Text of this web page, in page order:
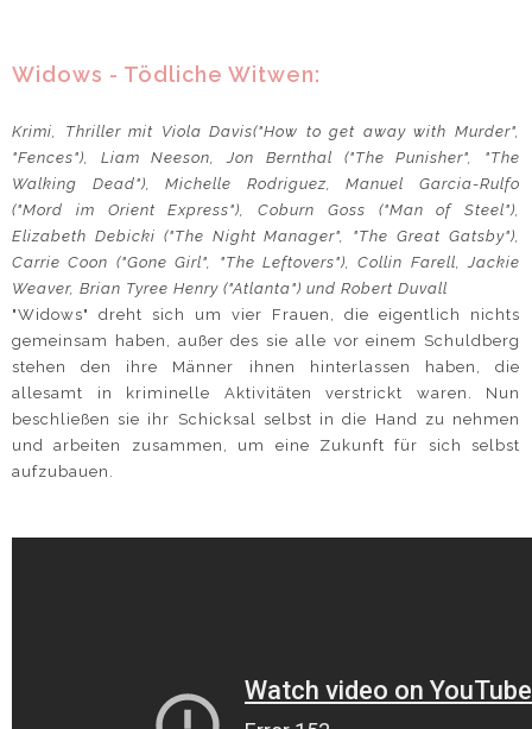
Widows - Tödliche Witwen:
Krimi, Thriller mit Viola Davis("How to get away with Murder",
"Fences"), Liam Neeson, Jon Bernthal ("The Punisher", "The
Walking Dead"), Michelle Rodriguez, Manuel Garcia-Rulfo
("Mord im Orient Express"), Coburn Goss ("Man of Steel"),
Elizabeth Debicki ("The Night Manager", "The Great Gatsby"),
Carrie Coon ("Gone Girl", "The Leftovers"), Collin Farell, Jackie
Weaver, Brian Tyree Henry ("Atlanta") und Robert Duvall
"Widows" dreht sich um vier Frauen, die eigentlich nichts
gemeinsam haben, außer des sie alle vor einem Schuldberg
stehen den ihre Männer ihnen hinterlassen haben, die
allesamt in kriminelle Aktivitäten verstrickt waren. Nun
beschließen sie ihr Schicksal selbst in die Hand zu nehmen
und arbeiten zusammen, um eine Zukunft für sich selbst
aufzubauen.